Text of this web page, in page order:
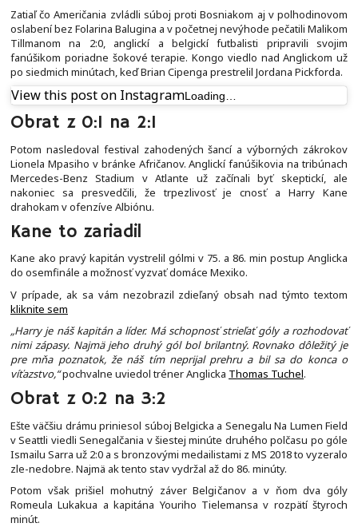
Zatiaľ čo Američania zvládli súboj proti Bosniakom aj v polhodinovom
oslabení bez Folarina Balugina a v početnej nevýhode pečatili Malikom
Tillmanom na 2:0, anglickí a belgickí futbalisti pripravili svojim
fanúšikom poriadne šokové terapie. Kongo viedlo nad Anglickom už
po siedmich minútach, keď Brian Cipenga prestrelil Jordana Pickforda.
View this post on InstagramLoading…
Obrat z 0:1 na 2:1
Potom nasledoval festival zahodených šancí a výborných zákrokov
Lionela Mpasiho v bránke Afričanov. Anglickí fanúšikovia na tribúnach
Mercedes-Benz Stadium v Atlante už začínali byť skeptickí, ale
nakoniec sa presvedčili, že trpezlivosť je cnosť a Harry Kane
drahokam v ofenzíve Albiónu.
Kane to zariadil
Kane ako pravý kapitán vystrelil gólmi v 75. a 86. min postup Anglicka
do osemfinále a možnosť vyzvať domáce Mexiko.
V prípade, ak sa vám nezobrazil zdieľaný obsah nad týmto textom
kliknite sem
„Harry je náš kapitán a líder. Má schopnosť strieľať góly a rozhodovať
nimi zápasy. Najmä jeho druhý gól bol brilantný. Rovnako dôležitý je
pre mňa poznatok, že náš tím neprijal prehru a bil sa do konca o
víťazstvo,“pochvalne uviedol tréner Anglicka Thomas Tuchel.
Obrat z 0:2 na 3:2
Ešte väčšiu drámu priniesol súboj Belgicka a Senegalu Na Lumen Field
v Seattli viedli Senegalčania v šiestej minúte druhého polčasu po góle
Ismailu Sarra už 2:0 a s bronzovými medailistami z MS 2018 to vyzeralo
zle-nedobre. Najmä ak tento stav vydržal až do 86. minúty.
Potom však prišiel mohutný záver Belgičanov a v ňom dva góly
Romeula Lukakua a kapitána Youriho Tielemansa v rozpätí štyroch
minút.